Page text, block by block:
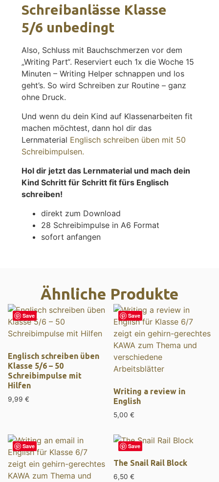
Schreibanlässe Klasse
5/6 unbedingt
Also, Schluss mit Bauchschmerzen vor dem
„Writing Part“. Reserviert euch 1x die Woche 15
Minuten – Writing Helper schnappen und los
geht’s. So wird Schreiben zur Routine – ganz
ohne Druck.
Und wenn du dein Kind auf Klassenarbeiten fit
machen möchtest, dann hol dir das
Lernmaterial Englisch schreiben üben mit 50
Schreibimpulsen.
Hol dir jetzt das Lernmaterial und mach dein
Kind Schritt für Schritt fit fürs Englisch
schreiben!
direkt zum Download
28 Schreibimpulse in A6 Format
sofort anfangen
Ähnliche Produkte
Save
Englisch schreiben üben
Klasse 5/6 – 50
Schreibimpulse mit
Hilfen
9,99 €
Save
Writing a review in
English
5,00 €
Save Save
The Snail Rail Block
6,50 €